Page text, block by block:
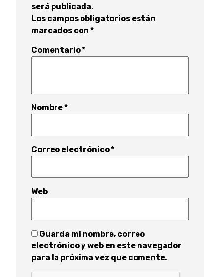
será publicada.
Los campos obligatorios están
marcados con *
Comentario*
Nombre*
Correo electrónico*
Web
Guarda mi nombre, correo
electrónico y web en este navegador
para la próxima vez que comente.